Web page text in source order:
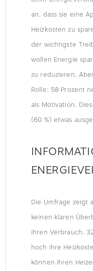
an, dass sie eine
Heizkosten zu
der wichtigste
wollen Energie
zu reduzieren.
Rolle: 58 Prozent
als Motivation.
(60 %) etwas
Die Umfrage zeigt
keinen klaren
ihren Verbrauch.
hoch ihre
können ihren